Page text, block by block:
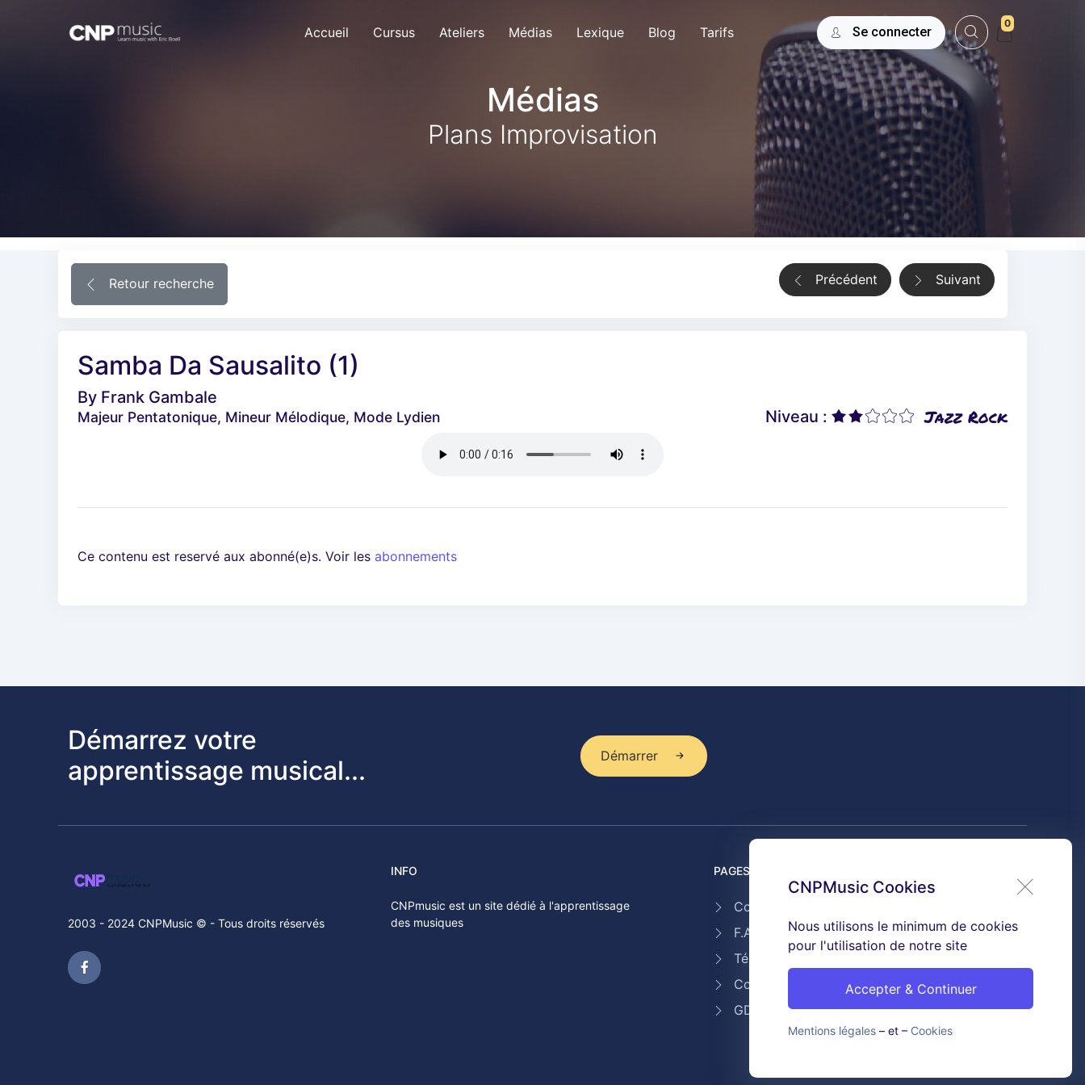
Accueil Cursus Ateliers Médias Lexique Blog Tarifs Se connecter
0
Médias
Plans Improvisation
Retour recherche Suivant
Précédent
Samba Da Sausalito (1)
By Frank Gambale
Majeur Pentatonique, Mineur Mélodique, Mode Lydien Jazz Rock
Niveau :
Ce contenu est reservé aux abonné(e)s. Voir les abonnements
CNPMusic Cookies
Nous utilisons le minimum de cookies
pour l'utilisation de notre site
Accepter & Continuer
Mentions légales – et – Cookies
Démarrez votre
apprentissage musical...
Démarrer
2003 - 2024 CNPMusic © - Tous droits réservés
INFO
CNPmusic est un site dédié à l'apprentissage
des musiques
PAGES UTILES
Contact
F.A.Q
Témoignages
Conditions générales de ventes
GDPR & Cookies